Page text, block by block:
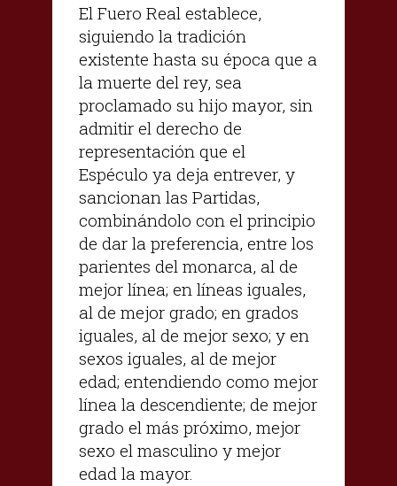
El Fuero Real establece,
siguiendo la tradición
existente hasta su época que a
la muerte del rey, sea
proclamado su hijo mayor, sin
admitir el derecho de
representación que el
Espéculo ya deja entrever, y
sancionan las Partidas,
combinándolo con el principio
de dar la preferencia, entre los
parientes del monarca, al de
mejor línea; en líneas iguales,
al de mejor grado; en grados
iguales, al de mejor sexo; y en
sexos iguales, al de mejor
edad; entendiendo como mejor
línea la descendiente; de mejor
grado el más próximo, mejor
sexo el masculino y mejor
edad la mayor.